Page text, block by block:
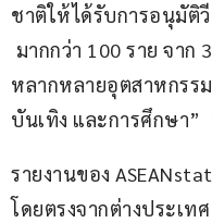
ชาติให้ได้รับการอนุมัติ
มากกว่า 100 ราย จา
หลากหลายอุตสาหกรร
บันเทิง และการศึกษา”
รายงานของ
โดยตรงจากต่างประเท